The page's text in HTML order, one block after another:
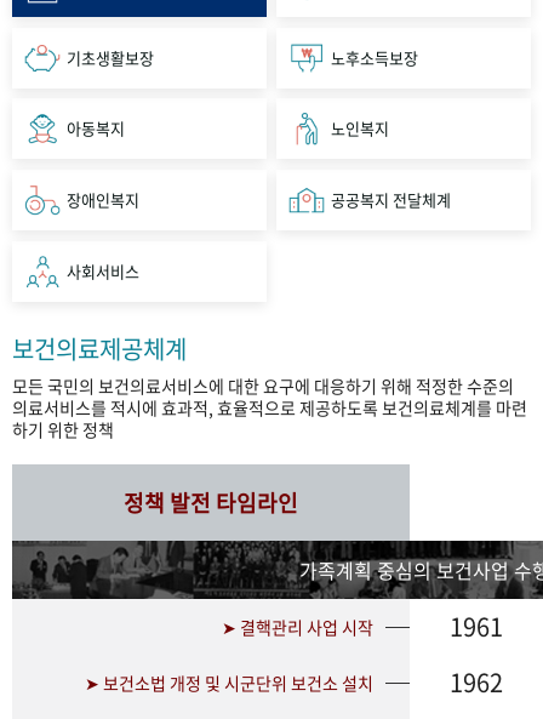
기초생활보장 노후소득보장
아동복지 노인복지
장애인복지 공공복지 전달체계
사회서비스
보건의료제공체계
모든 국민의 보건의료서비스에 대한 요구에 대응하기 위해 적정한 수준의
의료서비스를 적시에 효과적, 효율적으로 제공하도록 보건의료체계를 마련
하기 위한 정책
정책 발전 타임라인
가족계획 중심의 보건사업 수
➤ 결핵관리 사업 시작 1961
➤ 보건소법 개정 및 시군단위 보건소 설치 1962